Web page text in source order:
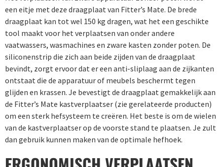
een eitje met deze draagplaat van Fitter’s Mate. De brede
draagplaat kan tot wel 150 kg dragen, wat het een geschikte
tool maakt voor het verplaatsen van onder andere
vaatwassers, wasmachines en zware kasten zonder poten. De
siliconenstrip die zich aan beide zijden van de draagplaat
bevindt, zorgt ervoor dat er een anti-sliplaag aan de zijkanten
ontstaat die de apparatuur of meubels beschermt tegen
glijden en krassen. Je bevestigt de draagplaat gemakkelijk aan
de Fitter’s Mate kastverplaatser (zie gerelateerde producten)
om een sterk hefsysteem te creëren. Het beste is om de wielen
van de kastverplaatser op de voorste stand te plaatsen. Je zult
dan gebruik kunnen maken van de optimale hefhoek.